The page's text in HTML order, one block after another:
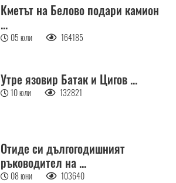
Кметът на Белово подари камион
...
05 юли 164185
Утре язовир Батак и Цигов ...
10 юли 132821
Отиде си дългогодишният
ръководител на ...
08 юни 103640